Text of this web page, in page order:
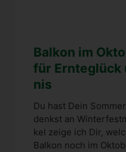
Bal­kon im
für
nis
Du hast Dein
denkst an
kel zei­ge ich Dir,
Bal­kon noch im